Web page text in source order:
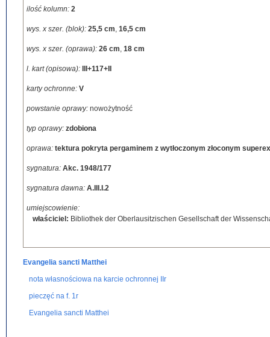
ilość kolumn: 2
wys. x szer. (blok): 25,5 cm, 16,5 cm
wys. x szer. (oprawa): 26 cm, 18 cm
l. kart (opisowa): III+117+II
karty ochronne: V
powstanie oprawy: nowożytność
typ oprawy: zdobiona
oprawa: tektura pokryta pergaminem z wytłoczonym złoconym
sygnatura: Akc. 1948/177
sygnatura dawna: A.III.I.2
umiejscowienie:
właściciel: Bibliothek der Oberlausitzischen Gesellschaft der
Evangelia sancti Matthei
nota własnościowa na karcie ochronnej IIr
pieczęć na f. 1r
Evangelia sancti Matthei